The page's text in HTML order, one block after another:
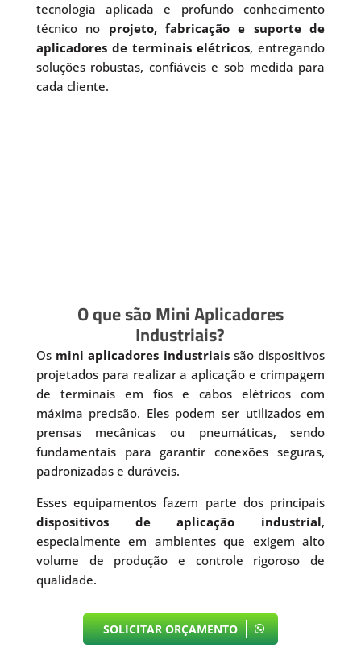
tecnologia aplicada e profundo conhecimento
técnico no projeto, fabricação e suporte de
aplicadores de terminais elétricos, entregando
soluções robustas, confiáveis e sob medida para
cada cliente.
O que são Mini Aplicadores
Industriais?
Os mini aplicadores industriaissão dispositivos
projetados para realizar a aplicação e crimpagem
de terminais em fios e cabos elétricos com
máxima precisão. Eles podem ser utilizados em
prensas mecânicas ou pneumáticas, sendo
fundamentais para garantir conexões seguras,
padronizadas e duráveis.
Esses equipamentos fazem parte dos principais
dispositivos de aplicação industrial,
especialmente em ambientes que exigem alto
volume de produção e controle rigoroso de
qualidade.
SOLICITAR ORÇAMENTO